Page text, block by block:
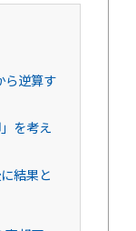
ら逆算す
を考え
結果と